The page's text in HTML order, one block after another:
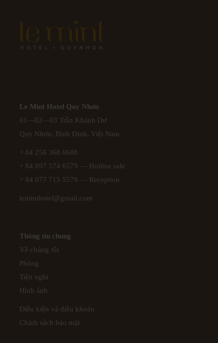
Le Mint Hotel Quy Nhơn
01—02—03 Trần Khánh Dư
Quy Nhơn, Bình Định, Việt Nam
+ 84 256 368 6688
+ 84 097 574 6579 — Hotline sale
+ 84 077 715 5579 — Reception
leminthotel@gmail.com
Thông tin chung
Về chúng tôi
Phòng
Tiện nghi
Hình ảnh
Điều kiện và điều khoản
Chính sách bảo mật